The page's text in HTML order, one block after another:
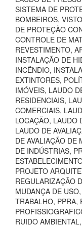
SISTEMA DE
BOMBEIROS,
DE PROTEÇÃO
CONTROLE DE
REVESTIMENTO,
INSTALAÇÃO DE
INCÊNDIO,
EXTINTORES,
IMÓVEIS, LAUDO
RESIDENCIAIS,
COMERCIAIS,
LOCAÇÃO, LAUDO
LAUDO DE
DE AVALIAÇÃO DE
DE INDÚSTRIAS,
PROJETO
REGULARIZAÇÃO
MUDANÇA DE
TRABALHO, PPRA,
RUIDO